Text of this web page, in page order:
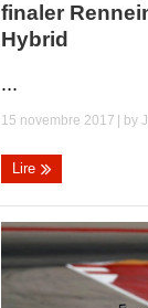
finaler
Hybrid
...
15 novembre 2017 | by
Lire